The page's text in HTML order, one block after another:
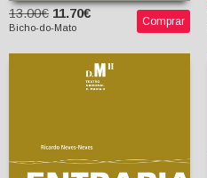
13.00€ 11.70€
Bicho-do-Mato Comprar